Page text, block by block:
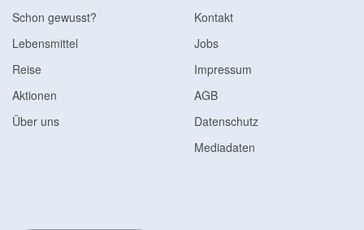
Schon gewusst?
Lebensmittel
Reise
Aktionen
Über uns
Kontakt
Jobs
Impressum
AGB
Datenschutz
Mediadaten